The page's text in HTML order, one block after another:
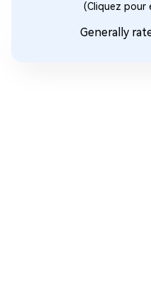
(Cliquez pour
Generally